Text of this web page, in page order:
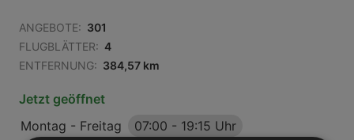
ANGEBOTE: 301
FLUGBLÄTTER: 4
ENTFERNUNG: 384,57 km
Jetzt geöffnet
Montag - Freitag
07:00 - 19:15 Uhr